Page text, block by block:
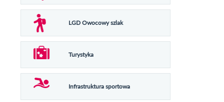
LGD Owocowy szlak
Turystyka
Infrastruktura sportowa